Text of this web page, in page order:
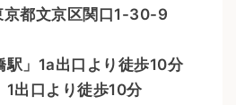
都文京区関口1-30-9
駅」1a出口より徒歩10分
1出口より徒歩10分